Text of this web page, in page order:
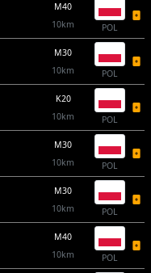
M40
10km
POL
M30
10km
POL
K20
10km
POL
M30
10km
POL
M30
10km
POL
M40
10km
POL